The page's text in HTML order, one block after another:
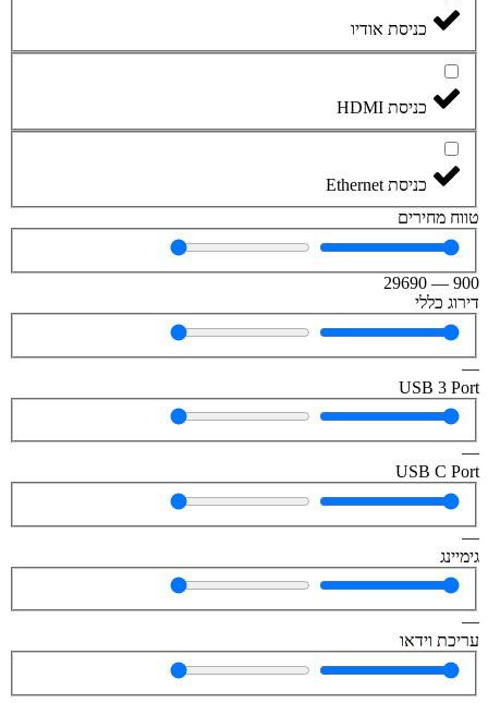
כניסת אודיו
כניסת HDMI
כניסת Ethernet
טווח מחירים
900
—
29690
דירוג כללי
—
USB 3 Port
—
USB C Port
—
גימיינג
—
עריכת וידאו